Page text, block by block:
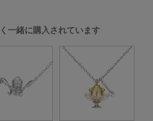
一緒に購入されています